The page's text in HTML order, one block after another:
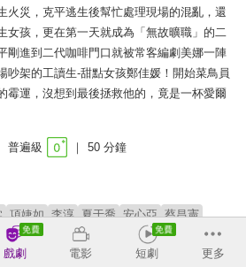
火災，克平逃生後幫忙處理現場的混亂，還
女孩，更在第一天就成為「無故曠職」的二
剛進到二代咖啡門口就被常客編劇美娜一陣
吵架的工讀生-甜點女孩鄭佳媛！開始菜鳥員
霉運，沒想到最後拯救他的，竟是一杯愛爾
普遍級 50 分鐘
項婕如 李淳 夏于喬 安心亞 蔡昌憲
戲劇 電影 短劇 更多